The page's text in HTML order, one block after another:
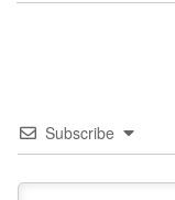
Subscribe